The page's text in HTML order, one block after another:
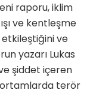
raporu, iklim
ve kentleşme
ve
yazarı Lukas
şiddet içeren
ortamlarda terör